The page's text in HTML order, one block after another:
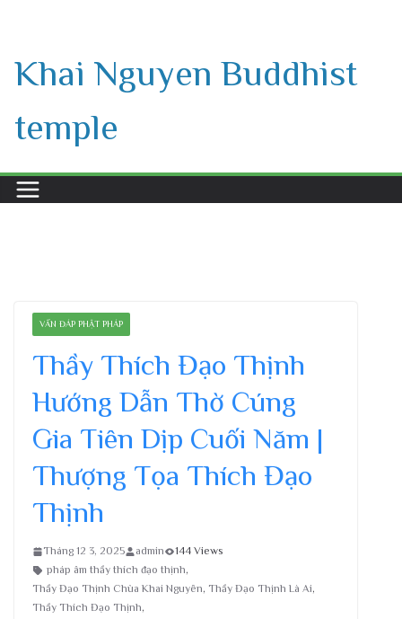
content
Khai Nguyen Buddhist
temple
VẤN ĐÁP PHẬT PHÁP
Thầy Thích Đạo Thịnh
Hướng Dẫn Thờ Cúng
Gia Tiên Dịp Cuối Năm |
Thượng Tọa Thích Đạo
Thịnh
Tháng 12 3, 2025 admin
144 Views
pháp âm thầy thích đạo thịnh,
Thầy Đạo Thịnh Chùa Khai Nguyên, Thầy Đạo Thịnh Là Ai,
Thầy Thích Đạo Thịnh,